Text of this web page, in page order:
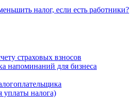
налог, если есть работники?
страховых взносов
напоминаний для бизнеса
налога)